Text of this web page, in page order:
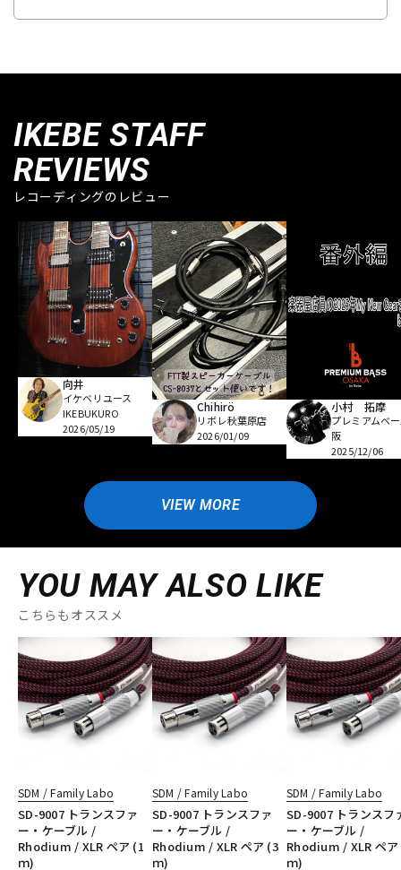
IKEBE STAFF
REVIEWS
レコーディングのレビュー
向井
イケベリユース
IKEBUKURO
2026/05/19
Chihirö
リボレ秋葉原店
2026/01/09
小村 拓摩
プレミアムベ
阪
2025/12/06
VIEW MORE
YOU MAY ALSO LIKE
こちらもオススメ
SDM / Family Labo
SD-9007 トランスファ
ー・ケーブル /
Rhodium / XLR ペア (1
ｍ)
SDM / Family Labo
SD-9007 トランスファ
ー・ケーブル /
Rhodium / XLR ペア (3
ｍ)
SDM / Family Labo
SD-9007 トランスフ
ー・ケーブル /
Rhodium / XLR ペ
ｍ)